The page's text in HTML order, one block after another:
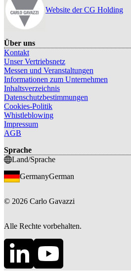
Website der CG Holding
Über uns
Kontakt
Unser Vertriebsnetz
Messen und Veranstaltungen
Informationen zum Unternehmen
Inhaltsverzeichnis
Datenschutzbestimmungen
Cookies-Politik
Whistleblowing
Impressum
AGB
Sprache
Land/Sprache
GermanyGerman
© 2026 Carlo Gavazzi
Alle Rechte vorbehalten.